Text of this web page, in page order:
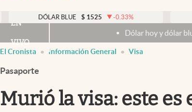
Otras secciones
Infotechnology
Clase
Clima
Mundial 2026
DÓLAR BLUE $ 1525 -0.33% DÓLAR
EN
VIVO
Dólar hoy y dólar blue hoy: cuál
El Cronista Información General Visa
Pasaporte
Murió la visa: este